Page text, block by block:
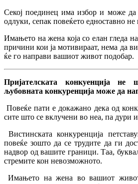
Секој поединец има избор и може да
одлуки, сепак повеќето едноставно не
Имањето на жена која со елан гледа
причини кои ја мотивираат, нема да
ќе го направи вашиот живот подобар.
Пријателската конкуенција
љубовната конкуренција може да
Повеќе пати е докажано дека од
сите што се вклучени во неа, па дури
Вистинската конкуренција
повеќе зошто да се трудите да ги
надвор од вашите граници. Таа,
стремите кон невозможното.
Имањето на жена во вашиот